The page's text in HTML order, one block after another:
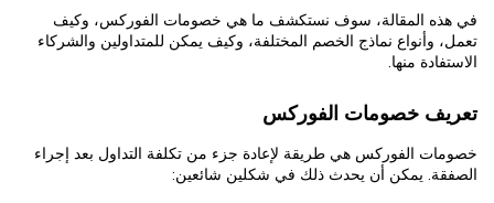
في هذه المقالة، سوف نستكشف ما هي خصومات الفوركس، وكيف
تعمل، وأنواع نماذج الخصم المختلفة، وكيف يمكن للمتداولين والشركاء
الاستفادة منها.
تعريف خصومات الفوركس
خصومات الفوركس هي طريقة لإعادة جزء من تكلفة التداول بعد إجراء
الصفقة. يمكن أن يحدث ذلك في شكلين شائعين: